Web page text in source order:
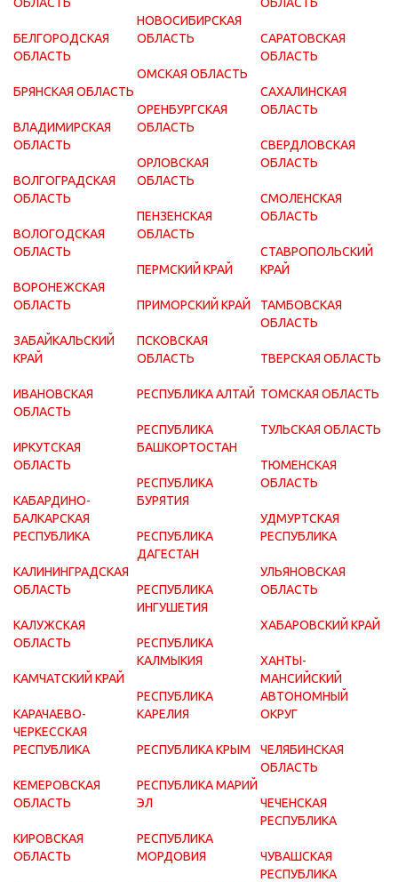
БЕЛГОРОДСКАЯ
ОБЛАСТЬ
БРЯНСКАЯ ОБЛАСТЬ
ВЛАДИМИРСКАЯ
ОБЛАСТЬ
ВОЛГОГРАДСКАЯ
ОБЛАСТЬ
ВОЛОГОДСКАЯ
ОБЛАСТЬ
ВОРОНЕЖСКАЯ
ОБЛАСТЬ
ЗАБАЙКАЛЬСКИЙ
КРАЙ
ИВАНОВСКАЯ
ОБЛАСТЬ
ИРКУТСКАЯ
ОБЛАСТЬ
КАБАРДИНО-
БАЛКАРСКАЯ
РЕСПУБЛИКА
КАЛИНИНГРАДСКАЯ
ОБЛАСТЬ
КАЛУЖСКАЯ
ОБЛАСТЬ
КАМЧАТСКИЙ КРАЙ
КАРАЧАЕВО-
ЧЕРКЕССКАЯ
РЕСПУБЛИКА
КЕМЕРОВСКАЯ
ОБЛАСТЬ
КИРОВСКАЯ
ОБЛАСТЬ
НОВОСИБИРСКАЯ
ОБЛАСТЬ
ОМСКАЯ ОБЛАСТЬ
ОРЕНБУРГСКАЯ
ОБЛАСТЬ
ОРЛОВСКАЯ
ОБЛАСТЬ
ПЕНЗЕНСКАЯ
ОБЛАСТЬ
ПЕРМСКИЙ КРАЙ
ПРИМОРСКИЙ КРАЙ
ПСКОВСКАЯ
ОБЛАСТЬ
РЕСПУБЛИКА АЛТАЙ
РЕСПУБЛИКА
БАШКОРТОСТАН
РЕСПУБЛИКА
БУРЯТИЯ
РЕСПУБЛИКА
ДАГЕСТАН
РЕСПУБЛИКА
ИНГУШЕТИЯ
РЕСПУБЛИКА
КАЛМЫКИЯ
РЕСПУБЛИКА
КАРЕЛИЯ
РЕСПУБЛИКА КРЫМ
РЕСПУБЛИКА МАРИЙ
ЭЛ
РЕСПУБЛИКА
МОРДОВИЯ
САРАТОВСКАЯ
ОБЛАСТЬ
САХАЛИНСКАЯ
ОБЛАСТЬ
СВЕРДЛОВСКАЯ
ОБЛАСТЬ
СМОЛЕНСКАЯ
ОБЛАСТЬ
СТАВРОПОЛЬСКИЙ
КРАЙ
ТАМБОВСКАЯ
ОБЛАСТЬ
ТВЕРСКАЯ ОБЛАСТЬ
ТОМСКАЯ ОБЛАСТЬ
ТУЛЬСКАЯ ОБЛАСТЬ
ТЮМЕНСКАЯ
ОБЛАСТЬ
УДМУРТСКАЯ
РЕСПУБЛИКА
УЛЬЯНОВСКАЯ
ОБЛАСТЬ
ХАБАРОВСКИЙ КРАЙ
ХАНТЫ-
МАНСИЙСКИЙ
АВТОНОМНЫЙ
ОКРУГ
ЧЕЛЯБИНСКАЯ
ОБЛАСТЬ
ЧЕЧЕНСКАЯ
РЕСПУБЛИКА
ЧУВАШСКАЯ
РЕСПУБЛИКА